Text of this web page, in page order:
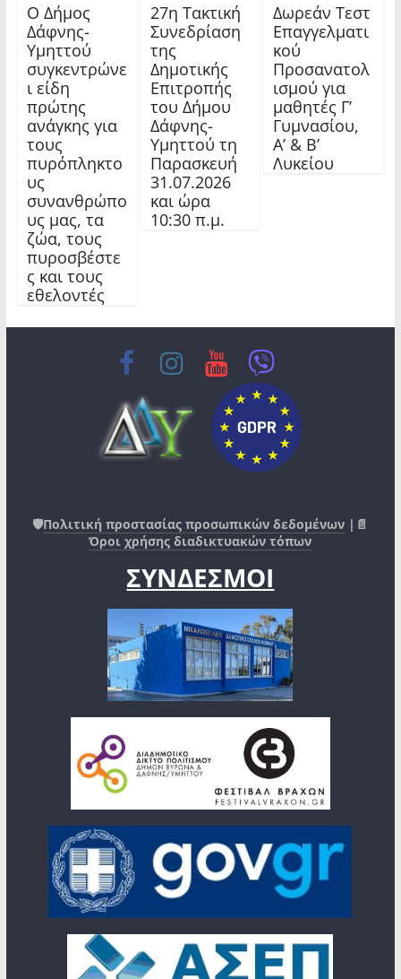
Ο Δήμος
Δάφνης-
Υμηττού
συγκεντρώνε
ι είδη
πρώτης
ανάγκης για
τους
πυρόπληκτο
υς
συνανθρώπο
υς μας, τα
ζώα, τους
πυροσβέστε
ς και τους
εθελοντές
27η Τακτική
Συνεδρίαση
της
Δημοτικής
Επιτροπής
του Δήμου
Δάφνης-
Υμηττού τη
Παρασκευή
31.07.2026
και ώρα
10:30 π.μ.
Δωρεάν Τεστ
Επαγγελματι
κού
Προσανατολ
ισμού για
μαθητές Γ’
Γυμνασίου,
Α’ & Β’
Λυκείου
🛡️Πολιτική προστασίας προσωπικών δεδομένων |📄
Όροι χρήσης διαδικτυακών τόπων
ΣΥΝΔΕΣΜΟΙ